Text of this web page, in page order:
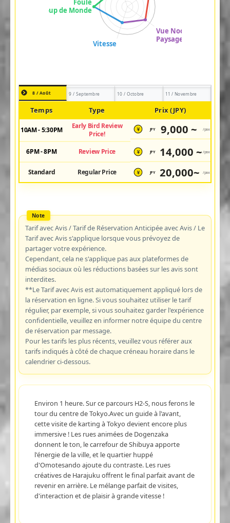
8 / Août 9 / Septembre 10 / Octobre 11 / Novembre
Temps Type Prix (JPY)
10AM - 5:30PM
Early Bird Review
Price!
¥ JPY 9,000 ~ /pax
6PM - 8PM Review Price ¥ JPY 14,000 ~ /pax
Standard Regular Price ¥ JPY 20,000~ /pax
Tarif avec Avis / Tarif de Réservation Anticipée avec Avis / Le
Tarif avec Avis s'applique lorsque vous prévoyez de
partager votre expérience.
Cependant, cela ne s'applique pas aux plateformes de
médias sociaux où les réductions basées sur les avis sont
interdites.
**Le Tarif avec Avis est automatiquement appliqué lors de
la réservation en ligne. Si vous souhaitez utiliser le tarif
régulier, par exemple, si vous souhaitez garder l'expérience
confidentielle, veuillez en informer notre équipe du centre
de réservation par message.
Pour les tarifs les plus récents, veuillez vous référer aux
tarifs indiqués à côté de chaque créneau horaire dans le
calendrier ci-dessous.
Environ 1 heure. Sur ce parcours H2-S, nous ferons le
tour du centre de Tokyo.Avec un guide à l'avant,
cette visite de karting à Tokyo devient encore plus
immersive ! Les rues animées de Dogenzaka
donnent le ton, le carrefour de Shibuya apporte
l'énergie de la ville, et le quartier huppé
d'Omotesando ajoute du contraste. Les rues
créatives de Harajuku offrent le final parfait avant de
revenir en arrière. Le mélange parfait de visites,
d'interaction et de plaisir à grande vitesse !